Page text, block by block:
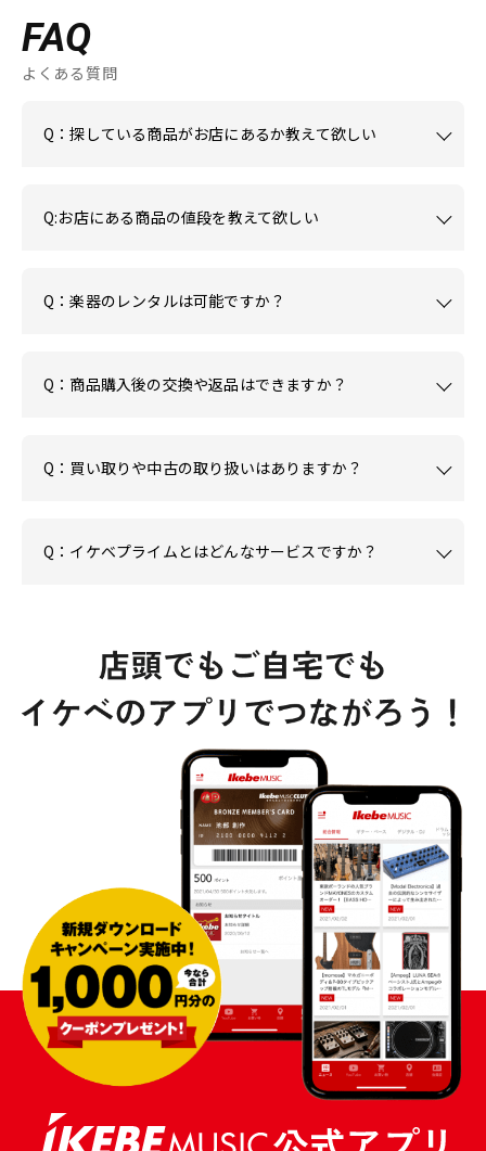
FAQ
よくある質問
Q：探している商品がお店にあるか教えて欲しい
Q:お店にある商品の値段を教えて欲しい
Q：楽器のレンタルは可能ですか？
Q：商品購入後の交換や返品はできますか？
Q：買い取りや中古の取り扱いはありますか？
Q：イケベプライムとはどんなサービスですか？